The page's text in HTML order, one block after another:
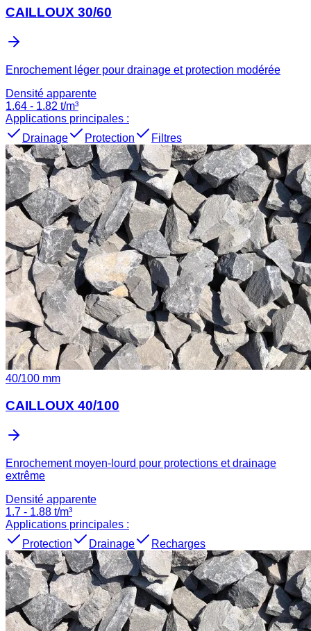
CAILLOUX 30/60
Enrochement léger pour drainage et protection modérée
Densité apparente
1.64 - 1.82 t/m³
Applications principales :
Drainage
Protection Filtres
40/100 mm
CAILLOUX 40/100
Enrochement moyen-lourd pour protections et drainage
extrême
Densité apparente
1.7 - 1.88 t/m³
Applications principales :
Protection
Drainage Recharges